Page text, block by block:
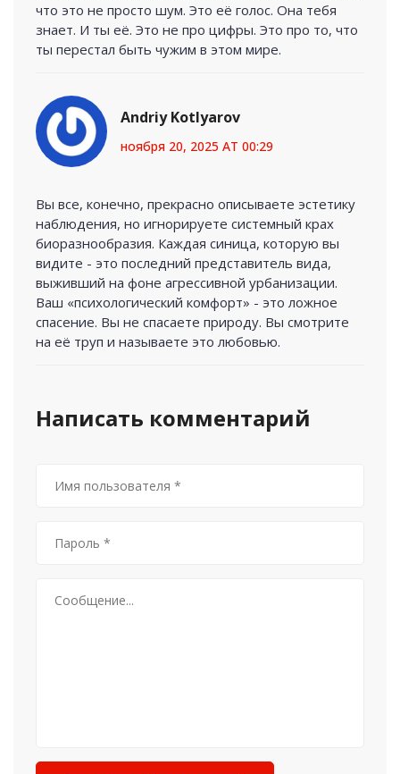
что это не просто шум. Это её голос. Она тебя
знает. И ты её. Это не про цифры. Это про то, что
ты перестал быть чужим в этом мире.
Andriy Kotlyarov
ноября 20, 2025 AT 00:29
Вы все, конечно, прекрасно описываете эстетику
наблюдения, но игнорируете системный крах
биоразнообразия. Каждая синица, которую вы
видите - это последний представитель вида,
выживший на фоне агрессивной урбанизации.
Ваш «психологический комфорт» - это ложное
спасение. Вы не спасаете природу. Вы смотрите
на её труп и называете это любовью.
Написать комментарий